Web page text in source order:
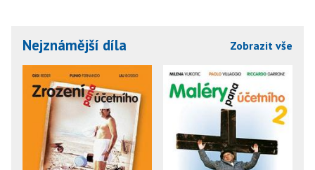
Nejznámější díla Zobrazit vše